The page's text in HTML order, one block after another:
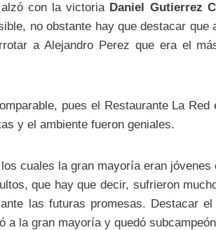
con la victoria Daniel Gutierrez
no obstante hay que destacar que
a Alejandro Perez que era el
pues el Restaurante La Red
y el ambiente fueron geniales.
cuales la gran mayoría eran
que hay que decir, sufrieron
las futuras promesas. Destacar
a la gran mayoría y quedó